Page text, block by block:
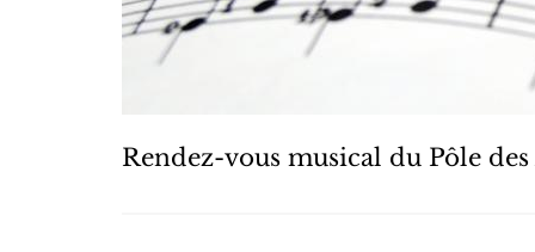
Rendez-vous musical du Pôle